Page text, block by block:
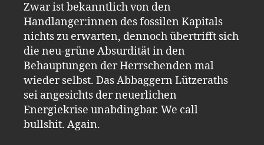
Zwar ist bekanntlich von den
Handlanger:innen des fossilen Kapitals
nichts zu erwarten, dennoch übertrifft sich
die neu-grüne Absurdität in den
Behauptungen der Herrschenden mal
wieder selbst. Das Abbaggern Lützeraths
sei angesichts der neuerlichen
Energiekrise unabdingbar. We call
bullshit. Again.